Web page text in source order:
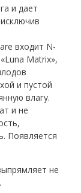
и дает
входит N-
Matrix»,
и пустой
влагу.
и не
Появляется
не